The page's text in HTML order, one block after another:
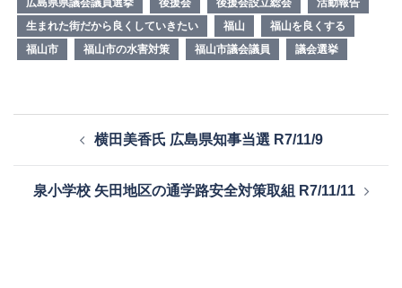
生まれた街だから良くしていきたい
福山
福山を良くする
福山市
福山市の水害対策 福山市議会議員 議会選挙
ビ
横田美香氏 広島県知事当選 R7/11/9
泉小学校 矢田地区の通学路安全対策取組 R7/11/11